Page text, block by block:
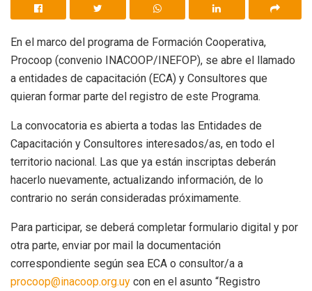
En el marco del programa de Formación Cooperativa,
Procoop (convenio INACOOP/INEFOP), se abre el llamado
a entidades de capacitación (ECA) y Consultores que
quieran formar parte del registro de este Programa.
La convocatoria es abierta a todas las Entidades de
Capacitación y Consultores interesados/as, en todo el
territorio nacional. Las que ya están inscriptas deberán
hacerlo nuevamente, actualizando información, de lo
contrario no serán consideradas próximamente.
Para participar, se deberá completar formulario digital y por
otra parte, enviar por mail la documentación
correspondiente según sea ECA o consultor/a a
procoop@inacoop.org.uy con en el asunto “Registro